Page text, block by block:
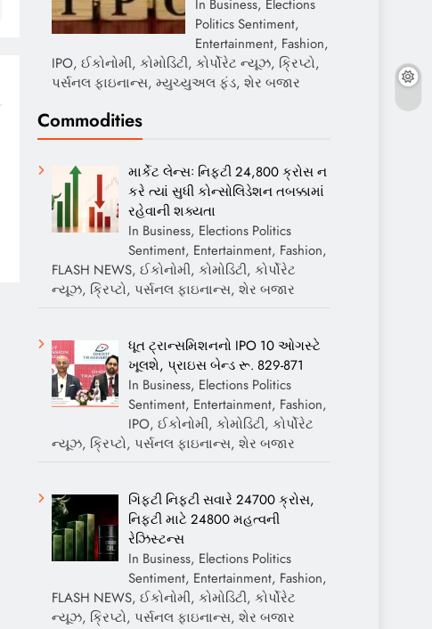
In Business, Elections
Politics Sentiment,
Entertainment, Fashion,
IPO, ઈકોનોમી, કોમોડિટી, કોર્પોરેટ ન્યૂઝ, ક્રિપ્ટો,
પર્સનલ ફાઇનાન્સ, મ્યુચ્યુઅલ ફંડ, શેર બજાર
Commodities
માર્કેટ લેન્સઃ નિફ્ટી 24,800 ક્રોસ ન
કરે ત્યાં સુધી કોન્સોલિડેશન તબક્કામાં
રહેવાની શક્યતા
In Business, Elections Politics
Sentiment, Entertainment, Fashion,
FLASH NEWS, ઈકોનોમી, કોમોડિટી, કોર્પોરેટ
ન્યૂઝ, ક્રિપ્ટો, પર્સનલ ફાઇનાન્સ, શેર બજાર
ધૂત ટ્રાન્સમિશનનો IPO 10 ઓગસ્ટે
ખૂલશે, પ્રાઇસ બેન્ડ રૂ. 829-871
In Business, Elections Politics
Sentiment, Entertainment, Fashion,
IPO, ઈકોનોમી, કોમોડિટી, કોર્પોરેટ
ન્યૂઝ, ક્રિપ્ટો, પર્સનલ ફાઇનાન્સ, શેર બજાર
ગિફ્ટી નિફ્ટી સવારે 24700 ક્રોસ,
નિફ્ટી માટે 24800 મહત્વની
રેઝિસ્ટન્સ
In Business, Elections Politics
Sentiment, Entertainment, Fashion,
FLASH NEWS, ઈકોનોમી, કોમોડિટી, કોર્પોરેટ
ન્યૂઝ, ક્રિપ્ટો, પર્સનલ ફાઇનાન્સ, શેર બજાર